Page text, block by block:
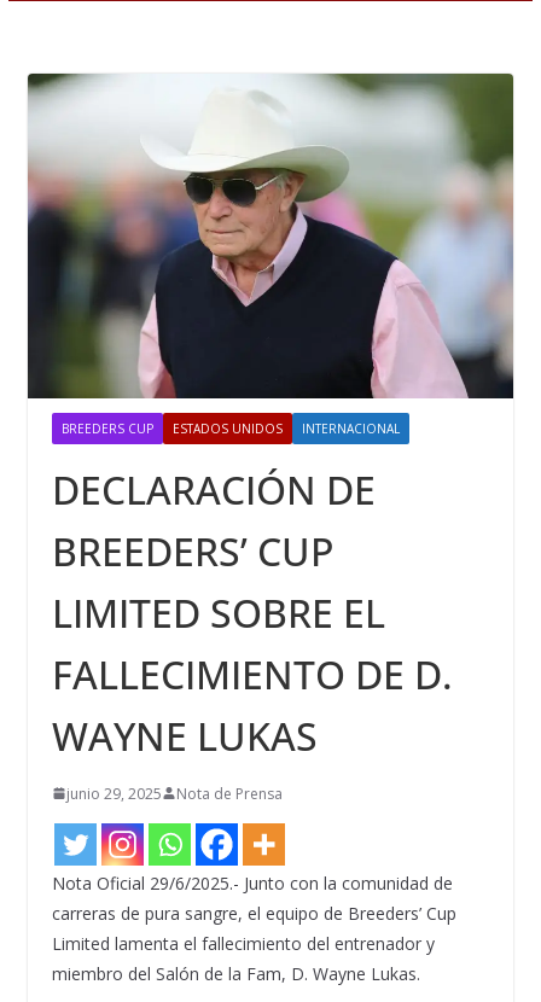
BREEDERS CUP ESTADOS UNIDOS INTERNACIONAL
DECLARACIÓN DE
BREEDERS’ CUP
LIMITED SOBRE EL
FALLECIMIENTO DE D.
WAYNE LUKAS
junio 29, 2025 Nota de Prensa
Nota Oficial 29/6/2025.- Junto con la comunidad de
carreras de pura sangre, el equipo de Breeders’ Cup
Limited lamenta el fallecimiento del entrenador y
miembro del Salón de la Fam, D. Wayne Lukas.